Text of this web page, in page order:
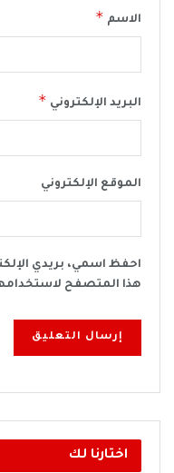
الاسم *
البريد الإلكتروني *
الموقع الإلكتروني
احفظ اسمي، بريدي
هذا المتصفح
اختارنا لك